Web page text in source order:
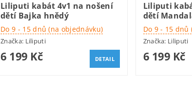
Liliputi kabát 4v1 na nošení
dětí Bajka hnědý
Do 9 - 15 dnů (na objednávku)
Značka: Liliputi
6 199 Kč DETAIL
Liliputi
dětí
Do 9 - 15 dnů
Značka: Liliputi
6 199 Kč